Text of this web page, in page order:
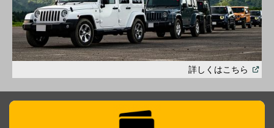
詳しくはこちら Open
in
a
new